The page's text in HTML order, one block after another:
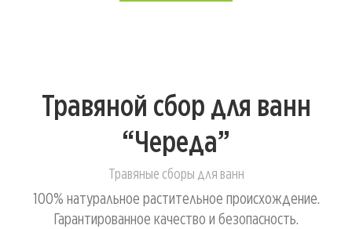
Травяной сбор для ванн
“Череда”
Травяные сборы для ванн
100% натуральное растительное происхождение.
Гарантированное качество и безопасность.